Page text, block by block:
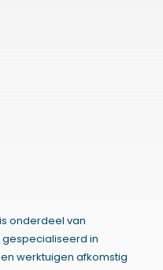
onderdeel van
gespecialiseerd in
werktuigen afkomstig